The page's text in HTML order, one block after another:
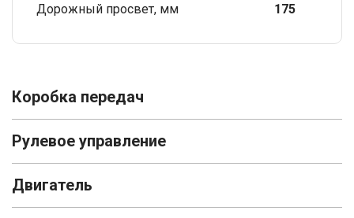
Дорожный просвет, мм
175
Коробка передач
Рулевое управление
Двигатель